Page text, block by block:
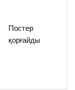
Постер
қорғайды